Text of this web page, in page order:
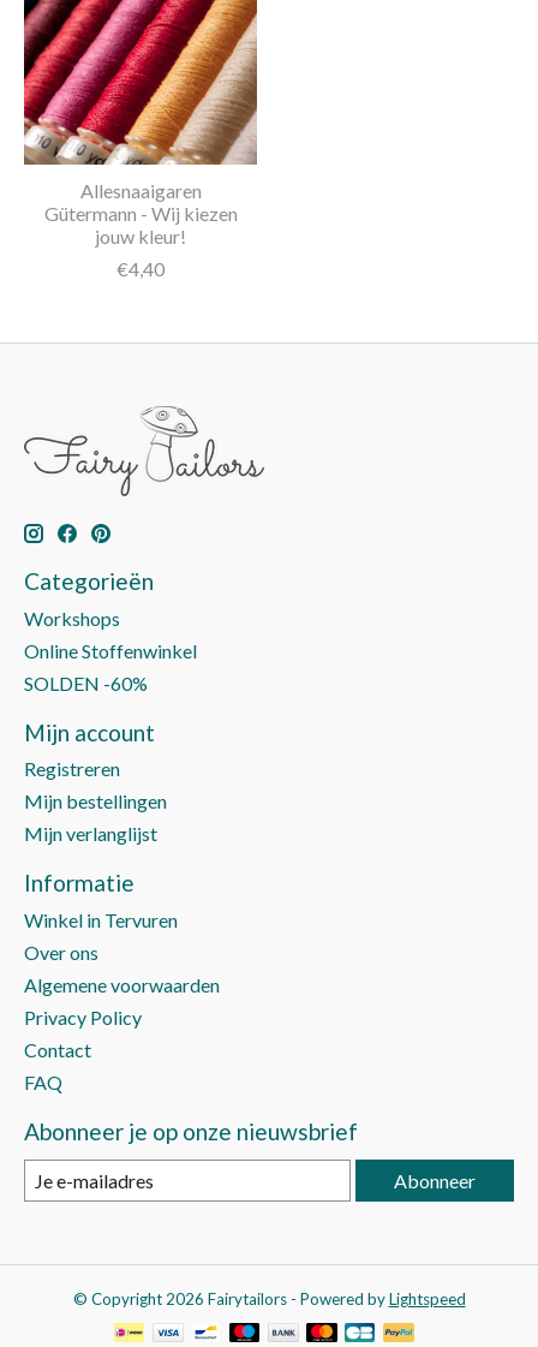
Allesnaaigaren
Gütermann - Wij kiezen
jouw kleur!
€4,40
Categorieën
Workshops
Online Stoffenwinkel
SOLDEN -60%
Mijn account
Registreren
Mijn bestellingen
Mijn verlanglijst
Informatie
Winkel in Tervuren
Over ons
Algemene voorwaarden
Privacy Policy
Contact
FAQ
Abonneer je op onze nieuwsbrief
Abonneer
© Copyright 2026 Fairytailors - Powered byLightspeed